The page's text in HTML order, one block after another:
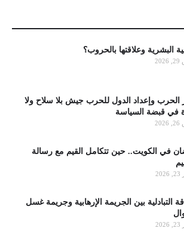
البشرية وعلاقتها بالحروب؟
الحرب وإعداد الدول للحرب جيش بلا سلاح ولا
في قبضة السياسة
في الكويت.. حين تتكامل القيم مع رسالة
التبادلية بين الجريمة الإرهابية وجريمة غسل